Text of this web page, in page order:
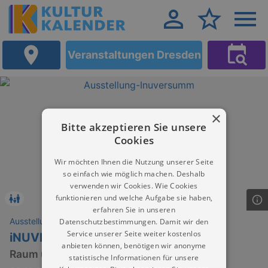
Veranstaltungen Dresden
Ausstellungen
iNUVERSUMM
Raum und Zeit für Insekten
×
Bitte akzeptieren Sie unsere
Cookies
Wir möchten Ihnen die Nutzung unserer Seite
so einfach wie möglich machen. Deshalb
verwenden wir Cookies. Wie Cookies
funktionieren und welche Aufgabe sie haben,
erfahren Sie in unseren
Datenschutzbestimmungen. Damit wir den
Service unserer Seite weiter kostenlos
anbieten können, benötigen wir anonyme
statistische Informationen für unsere